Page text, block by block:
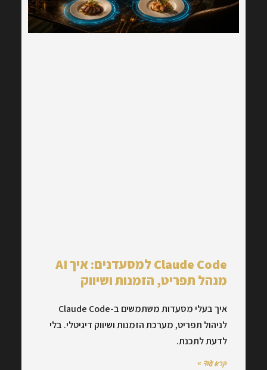
Claude Code למסעדנים: איך AI
מנהל תפריט, הזמנות ושיווק
איך בעלי מסעדות משתמשים ב-Claude Code
לניהול תפריט, מערכת הזמנות ושיווק דיגיטלי. בלי
לדעת לתכנת.
קרא עוד »